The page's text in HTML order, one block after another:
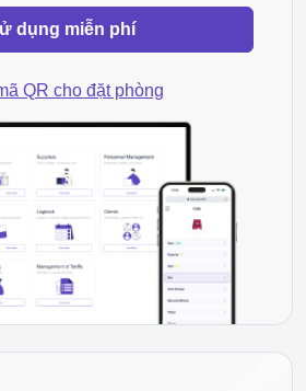
dụng miễn phí
QR cho đặt phòng